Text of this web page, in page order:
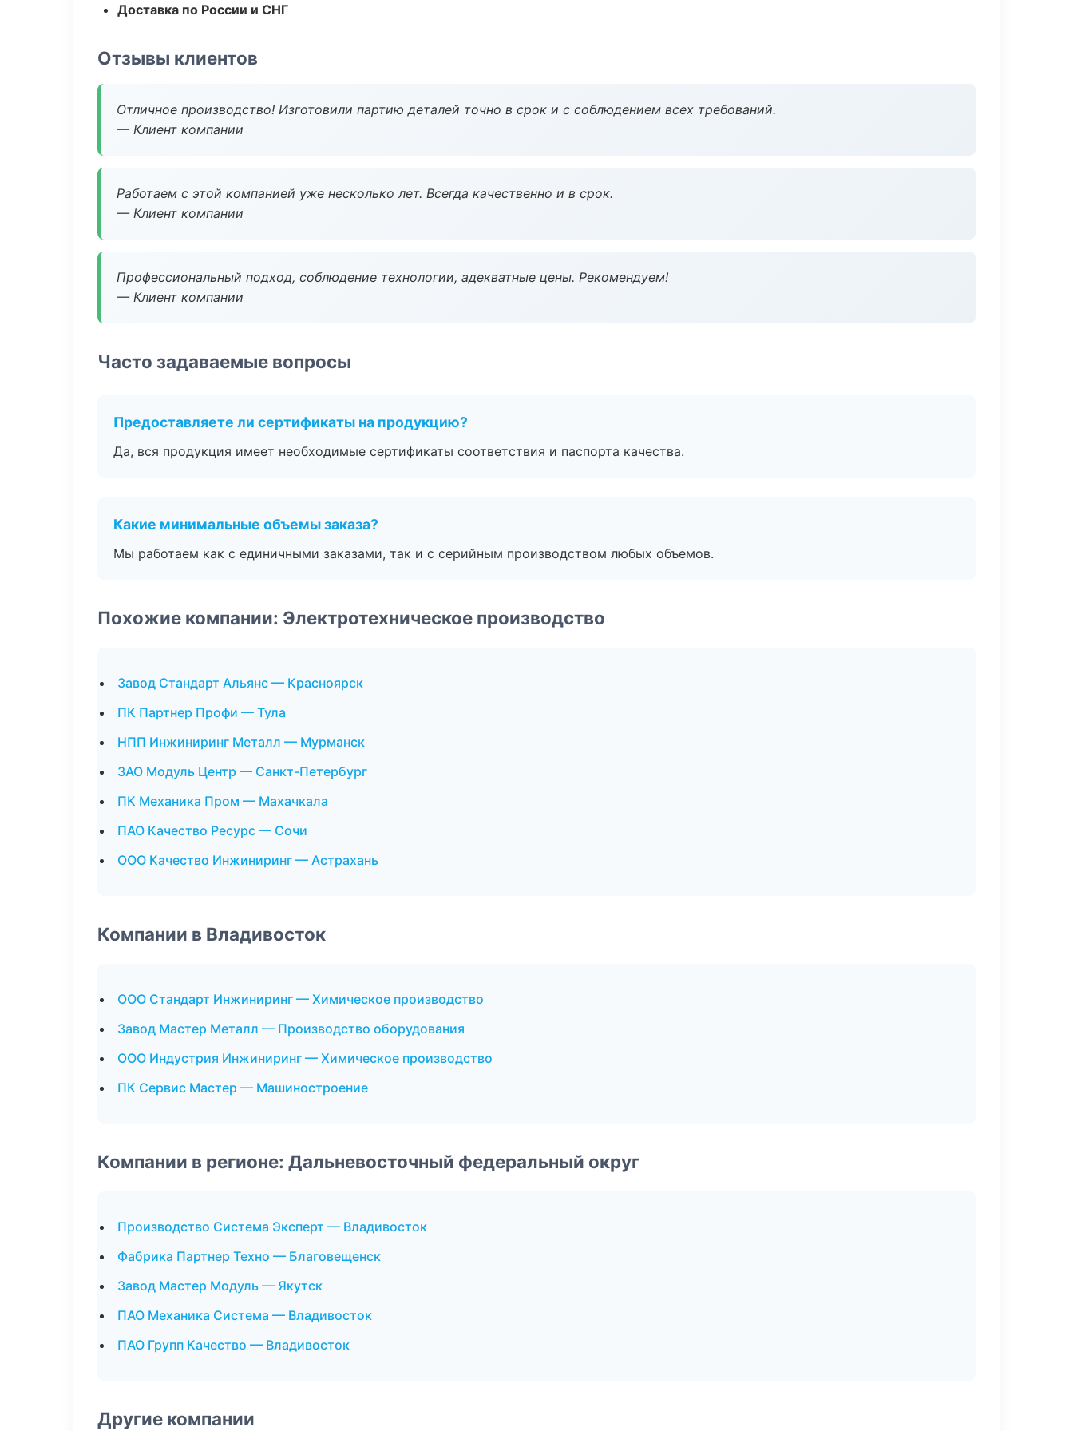
Доставка по России и СНГ
Отзывы клиентов
Отличное производство! Изготовили партию деталей точно в срок и с соблюдением всех требований.
— Клиент компании
Работаем с этой компанией уже несколько лет. Всегда качественно и в срок.
— Клиент компании
Профессиональный подход, соблюдение технологии, адекватные цены. Рекомендуем!
— Клиент компании
Часто задаваемые вопросы
Предоставляете ли сертификаты на продукцию?
Да, вся продукция имеет необходимые сертификаты соответствия и паспорта качества.
Какие минимальные объемы заказа?
Мы работаем как с единичными заказами, так и с серийным производством любых объемов.
Похожие компании: Электротехническое производство
Завод Стандарт Альянс — Красноярск
ПК Партнер Профи — Тула
НПП Инжиниринг Металл — Мурманск
ЗАО Модуль Центр — Санкт-Петербург
ПК Механика Пром — Махачкала
ПАО Качество Ресурс — Сочи
ООО Качество Инжиниринг — Астрахань
Компании в Владивосток
ООО Стандарт Инжиниринг — Химическое производство
Завод Мастер Металл — Производство оборудования
ООО Индустрия Инжиниринг — Химическое производство
ПК Сервис Мастер — Машиностроение
Компании в регионе: Дальневосточный федеральный округ
Производство Система Эксперт — Владивосток
Фабрика Партнер Техно — Благовещенск
Завод Мастер Модуль — Якутск
ПАО Механика Система — Владивосток
ПАО Групп Качество — Владивосток
Другие компании